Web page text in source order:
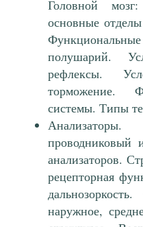
Головной
основные
полушарий.
рефлексы.
торможение.
системы. Типы
проводниковый
анализаторов.
рецепторная
наружное,